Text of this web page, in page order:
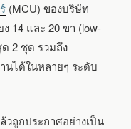
(MCU) ของบริษัท
14 และ 20 ขา (low-
ด 2 ชุด รวมถึง
นได้ในหลายๆ ระดับ
วถูกประกาศอย่างเป็น